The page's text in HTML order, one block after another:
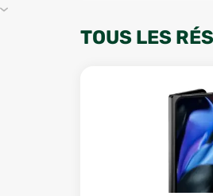
TOUS LES